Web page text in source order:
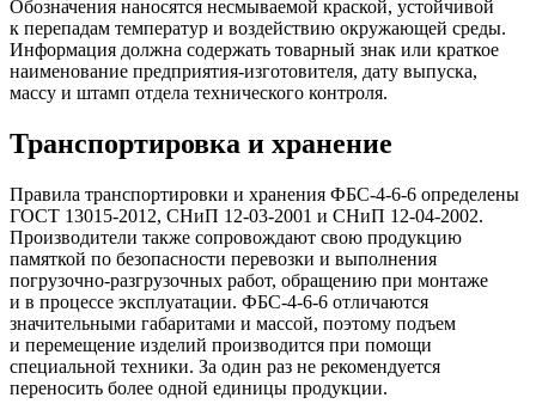
Обозначения наносятся несмываемой краской, устойчивой
к перепадам температур и воздействию окружающей среды.
Информация должна содержать товарный знак или краткое
наименование предприятия-изготовителя, дату выпуска,
массу и штамп отдела технического контроля.
Транспортировка и хранение
Правила транспортировки и хранения ФБС-4-6-6 определены
ГОСТ 13015-2012, СНиП 12-03-2001 и СНиП 12-04-2002.
Производители также сопровождают свою продукцию
памяткой по безопасности перевозки и выполнения
погрузочно-разгрузочных работ, обращению при монтаже
и в процессе эксплуатации. ФБС-4-6-6 отличаются
значительными габаритами и массой, поэтому подъем
и перемещение изделий производится при помощи
специальной техники. За один раз не рекомендуется
переносить более одной единицы продукции.